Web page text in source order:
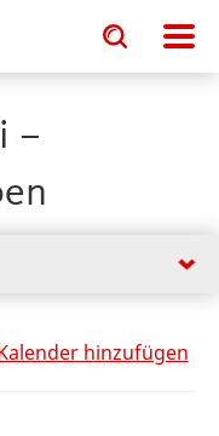
Toggle
search
input
Toggle
search
input
–
hinzufügen